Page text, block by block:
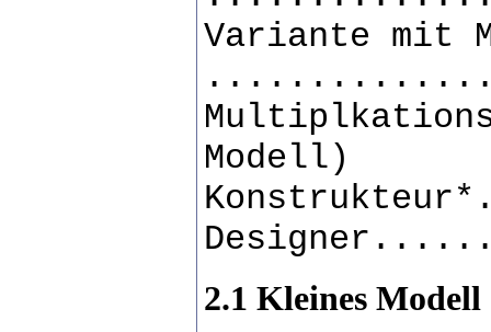
Variante mit
Modell)
2.1 Kleines Modell